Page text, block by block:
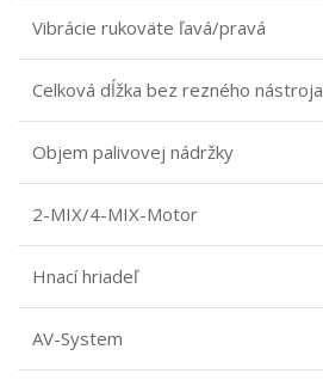
Vibrácie rukoväte ľavá/pravá
Celková dĺžka bez rezného nástroja
Objem palivovej nádržky
2-MIX/4-MIX-Motor
Hnací hriadeľ
AV-System